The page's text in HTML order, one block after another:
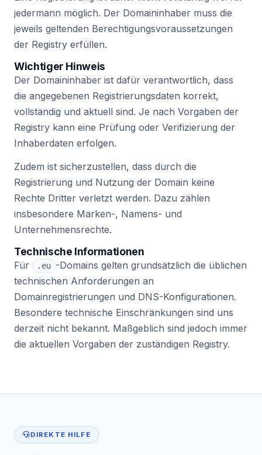
jedermann möglich. Der Domaininhaber muss die
jeweils geltenden Berechtigungsvoraussetzungen
der Registry erfüllen.
Wichtiger Hinweis
Der Domaininhaber ist dafür verantwortlich, dass
die angegebenen Registrierungsdaten korrekt,
vollständig und aktuell sind. Je nach Vorgaben der
Registry kann eine Prüfung oder Verifizierung der
Inhaberdaten erfolgen.
Zudem ist sicherzustellen, dass durch die
Registrierung und Nutzung der Domain keine
Rechte Dritter verletzt werden. Dazu zählen
insbesondere Marken-, Namens- und
Unternehmensrechte.
Technische Informationen
Für .eu -Domains gelten grundsätzlich die üblichen
technischen Anforderungen an
Domainregistrierungen und DNS-Konfigurationen.
Besondere technische Einschränkungen sind uns
derzeit nicht bekannt. Maßgeblich sind jedoch immer
die aktuellen Vorgaben der zuständigen Registry.
DIREKTE HILFE